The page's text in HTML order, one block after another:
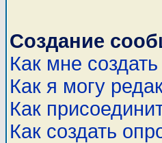
Создание
Как мне
Как я могу
Как
Как создать